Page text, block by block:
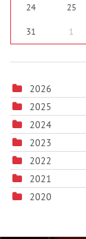
24 25
31 1
2026
2025
2024
2023
2022
2021
2020